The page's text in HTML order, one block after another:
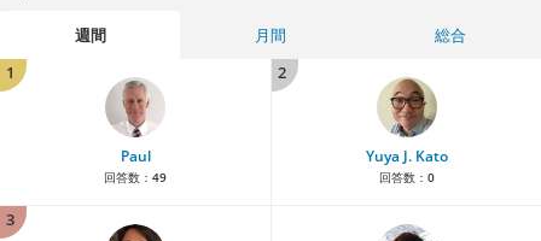
週間 月間
総合
1
Paul
回答数： 49
2
Yuya J. Kato
回答数： 0
3